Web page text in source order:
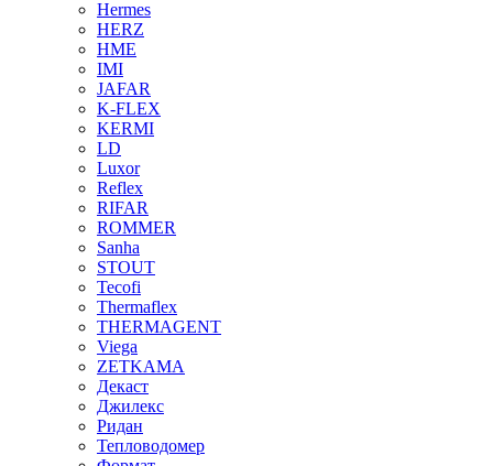
Hermes
HERZ
HME
IMI
JAFAR
K-FLEX
KERMI
LD
Luxor
Reflex
RIFAR
ROMMER
Sanha
STOUT
Tecofi
Thermaflex
THERMAGENT
Viega
ZETKAMA
Декаст
Джилекс
Ридан
Тепловодомер